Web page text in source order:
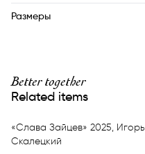
Размеры
Better together
Related items
«Слава Зайцев» 2025, Игорь
Скалецкий